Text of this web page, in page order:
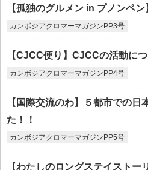
【孤独のグルメン in プノンペン
カンボジアクロマーマガジンPP3号
【CJCC便り】CJCCの活動に
カンボジアクロマーマガジンPP4号
【国際交流のわ】５都市での日
た！！
カンボジアクロマーマガジンPP5号
【わたしのロングステイストー